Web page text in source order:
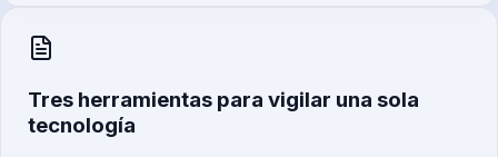
Tres herramientas para vigilar una sola
tecnología